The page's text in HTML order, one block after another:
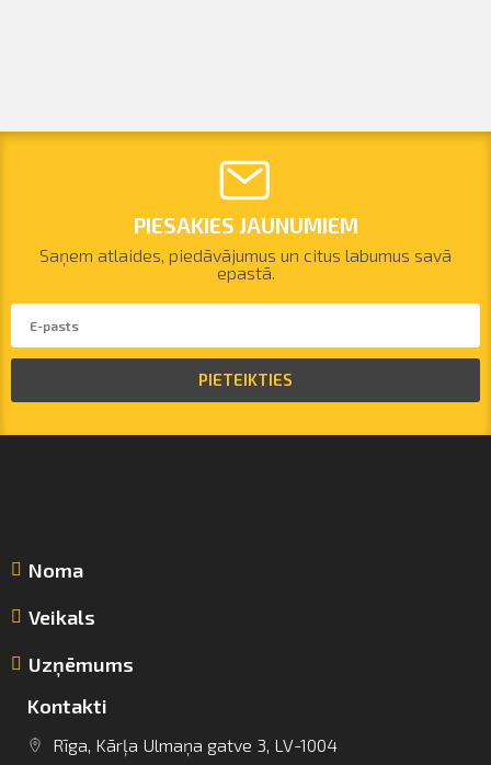
info@arsenalrent.com
PIESAKIES JAUNUMIEM
Saņem atlaides, piedāvājumus un citus labumus savā
epastā.
PIETEIKTIES
Noma
Veikals
Uzņēmums
Kontakti
Rīga, Kārļa Ulmaņa gatve 3, LV-1004